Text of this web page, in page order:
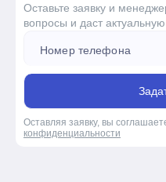
Оставьте заявку и
вопросы и даст
Оставляя заявку, вы
конфиденциальности